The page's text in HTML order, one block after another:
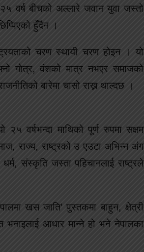
वर्ष बीचको अल्लारे जवान युवा जस्तो
हुँदैन ।
चरण स्थायी चरण होइन । यो
गोत्र, वंशको मात्र नभएर समाजको
बारेमा चासो राख्न थाल्दछ ।
२५ वर्षभन्दा माथिको पूर्ण रुपमा सक्षम
राज्य, राष्ट्रको उ एउटा अभिन्न अंग
संस्कृति जस्ता पहिचानलाई राष्ट्रले
खस जाति’ पुस्तकमा बाहुन, क्षेत्री
आधार मान्ने हो भने नेपालका